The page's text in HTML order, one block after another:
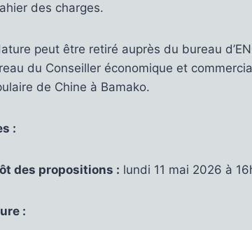
des charges.
peut être retiré auprès du bureau
du Conseiller économique et
de Chine à Bamako.
:
des propositions : lundi 11 mai 2026 à
: